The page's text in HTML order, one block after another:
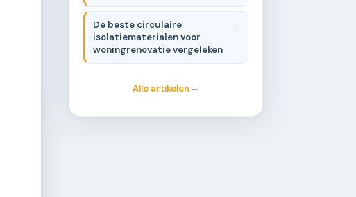
De beste circulaire
isolatiematerialen voor
woningrenovatie vergeleken
Alle artikelen